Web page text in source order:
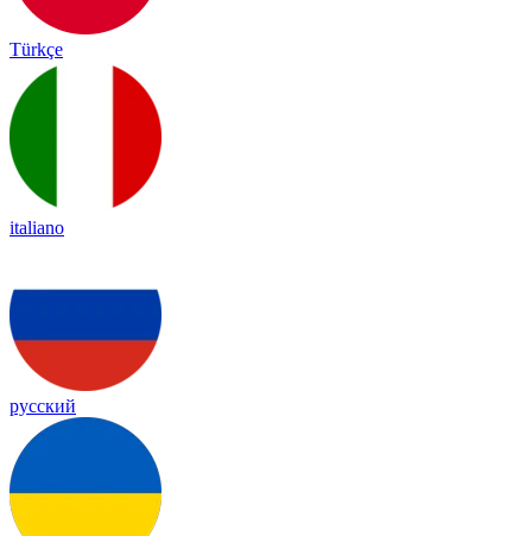
Türkçe
italiano
русский